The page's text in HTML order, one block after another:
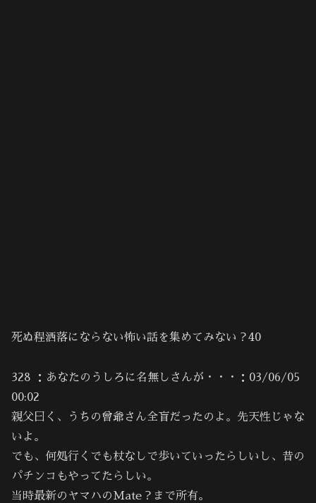
死ぬ程洒落にならない怖い話を集めてみない？40
328 ：あなたのうしろに名無しさんが・・・：03/06/05
00:02
親父曰く、うちの曾爺さん全盲だったのよ。先天性じゃな
いよ。
でも、何処行くでも杖なしで歩いていったらしいし、昔の
パチンコもやってたらしい。
当時最新のヤマハのMate？まで所有。